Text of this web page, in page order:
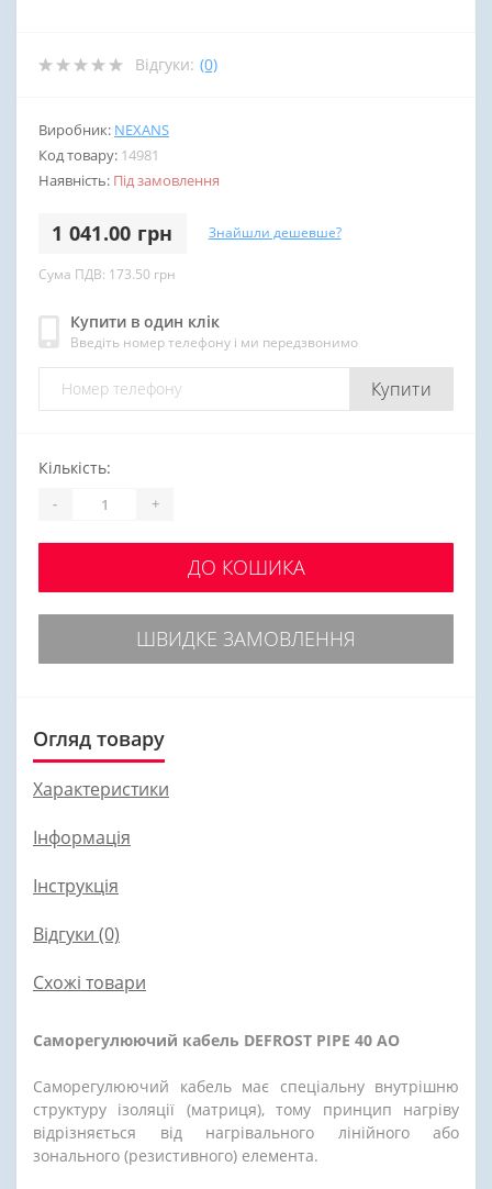
Відгуки: (0)
Виробник: NEXANS
Код товару: 14981
Наявність: Під замовлення
1 041.00 грн Знайшли дешевше?
Сума ПДВ: 173.50 грн
Купити в один клік
Введіть номер телефону і ми передзвонимо
Купити
Кількість:
- +
ДО КОШИКА
ШВИДКЕ ЗАМОВЛЕННЯ
Огляд товару
Характеристики
Інформація
Інструкція
Відгуки (0)
Схожі товари
Саморегулюючий кабель DEFROST PIPE 40 AO
Саморегулюючий кабель має спеціальну внутрішню
структуру ізоляції (матриця), тому принцип нагріву
відрізняється від нагрівального лінійного або
зонального (резистивного) елемента.